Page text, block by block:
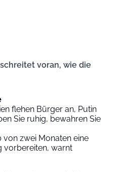
voran, wie die
flehen Bürger an, Putin
Sie ruhig, bewahren Sie
von zwei Monaten eine
vorbereiten, warnt